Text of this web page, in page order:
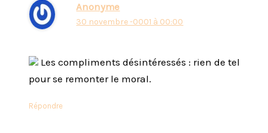
Anonyme
30 novembre -0001 à 00:00
Les compliments désintéressés : rien de tel
pour se remonter le moral.
Répondre